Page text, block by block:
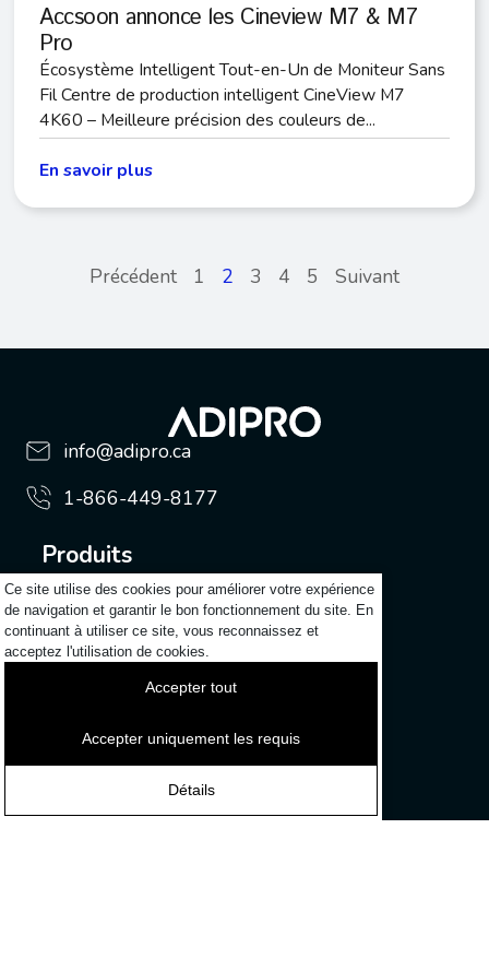
Accsoon annonce les Cineview M7 & M7
Pro
Écosystème Intelligent Tout-en-Un de Moniteur Sans
Fil Centre de production intelligent CineView M7
4K60 – Meilleure précision des couleurs de...
En savoir plus
Précédent 1 2 3 4 5 Suivant
info@adipro.ca
1-866-449-8177
Produits
Audio professionnel et audiovisuel
Vidéo et audio pour la vidéo
Industrie musicale
Assistance
Contact
Découvrir
Ce site utilise des cookies pour améliorer votre expérience
de navigation et garantir le bon fonctionnement du site. En
continuant à utiliser ce site, vous reconnaissez et
acceptez l'utilisation de cookies.
Accepter tout
Accepter uniquement les requis
Détails